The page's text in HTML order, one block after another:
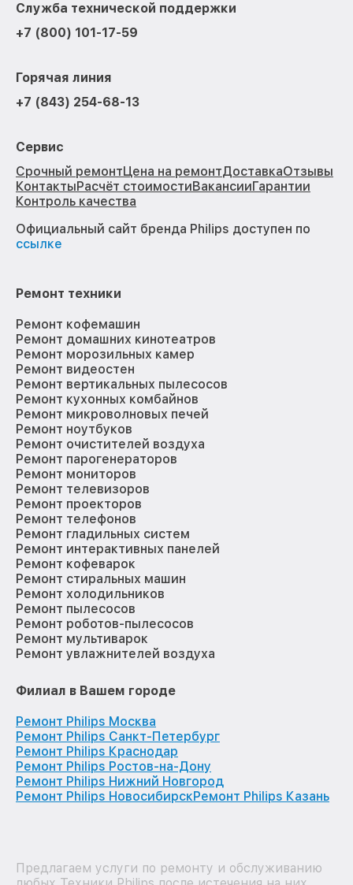
Служба технической поддержки
+7 (800) 101-17-59
Горячая линия
+7 (843) 254-68-13
Сервис
Срочный ремонтЦена на ремонтДоставкаОтзывы
КонтактыРасчёт стоимостиВакансииГарантии
Контроль качества
Официальный сайт бренда Philips доступен по
ссылке
Ремонт техники
Ремонт кофемашин
Ремонт домашних кинотеатров
Ремонт морозильных камер
Ремонт видеостен
Ремонт вертикальных пылесосов
Ремонт кухонных комбайнов
Ремонт микроволновых печей
Ремонт ноутбуков
Ремонт очистителей воздуха
Ремонт парогенераторов
Ремонт мониторов
Ремонт телевизоров
Ремонт проекторов
Ремонт телефонов
Ремонт гладильных систем
Ремонт интерактивных панелей
Ремонт кофеварок
Ремонт стиральных машин
Ремонт холодильников
Ремонт пылесосов
Ремонт роботов-пылесосов
Ремонт мультиварок
Ремонт увлажнителей воздуха
Филиал в Вашем городе
Ремонт Philips Москва
Ремонт Philips Санкт-Петербург
Ремонт Philips Краснодар
Ремонт Philips Ростов-на-Дону
Ремонт Philips Нижний Новгород
Ремонт Philips НовосибирскРемонт Philips Казань
Предлагаем услуги по ремонту и обслуживанию